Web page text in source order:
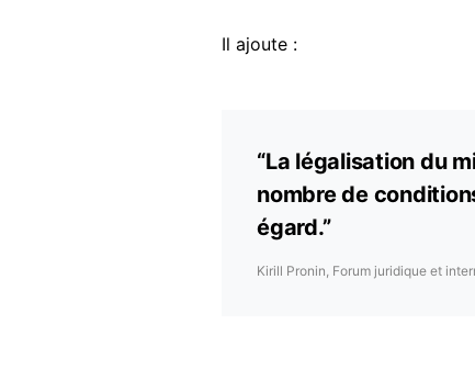
Il ajoute :
“La légalisation du
nombre de
égard.”
Kirill Pronin, Forum juridique et